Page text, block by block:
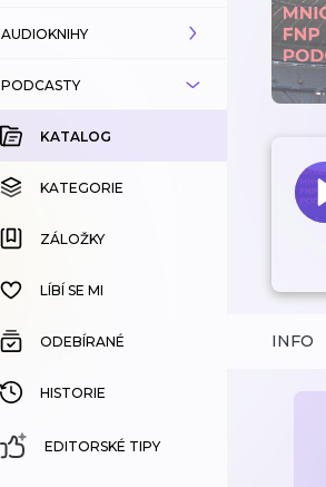
AUDIOKNIHY
KATALOG
KOUPENÉ
KATEGORIE
ZÁLOŽKY
HISTORIE
PODCASTY
KATALOG
KATEGORIE
ZÁLOŽKY
LÍBÍ SE MI
ODEBÍRANÉ
HISTORIE
EDITORSKÉ TIPY
INFO